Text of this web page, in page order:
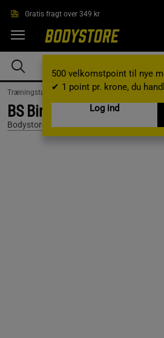
Gratis fragt over 349 kr
500 velkomstpoint til nye
✔ 1 point pr. krone, du
Log ind
Træningstøj / Træningstøj til kvinder / T-shirts
BS Birthday T-shirt
Bodystore.dk